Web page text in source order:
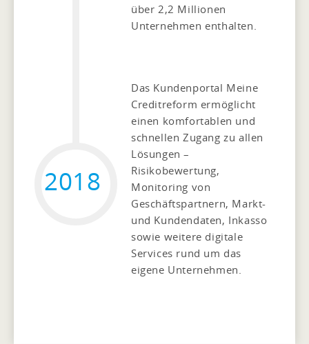
über 2,2 Millionen
Unternehmen enthalten.
2018
Das Kundenportal Meine
Creditreform ermöglicht
einen komfortablen und
schnellen Zugang zu allen
Lösungen –
Risikobewertung,
Monitoring von
Geschäftspartnern, Markt-
und Kundendaten, Inkasso
sowie weitere digitale
Services rund um das
eigene Unternehmen.